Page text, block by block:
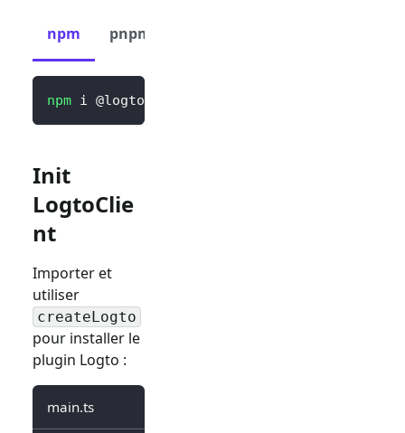
npm pnpm
npm i @logto/vue
Init
LogtoClie
nt
Importer et
utiliser
createLogto
pour installer le
plugin Logto :
main.ts